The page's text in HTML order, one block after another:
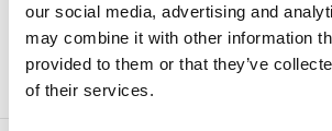
our social media, advertising and
may combine it with other information
provided to them or that they’ve
of their services.
Eller utforska Öresjön i våra moderna
kajaker. Välj mellan att boka singel
När du bokar kajak hos oss ingår